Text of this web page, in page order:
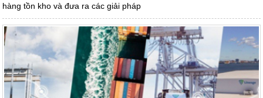
hàng tồn kho và đưa ra các giải pháp